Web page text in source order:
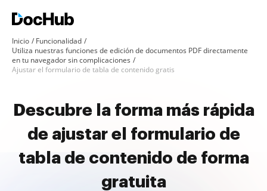
Inicio
Funcionalidad
Utiliza nuestras funciones de edición de documentos PDF directamente
en tu navegador sin complicaciones
Ajustar el formulario de tabla de contenido gratis
Descubre la forma más rápida
de ajustar el formulario de
tabla de contenido de forma
gratuita